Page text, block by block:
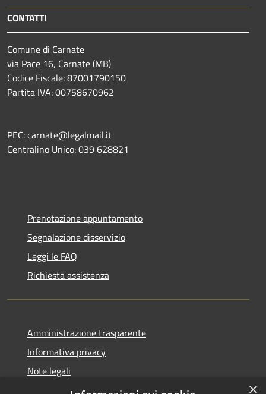
CONTATTI
Comune di Carnate
via Pace 16, Carnate (MB)
Codice Fiscale: 87001790150
Partita IVA: 00758670962
PEC: carnate@legalmail.it
Centralino Unico: 039 628821
Prenotazione appuntamento
Segnalazione disservizio
Leggi le FAQ
Richiesta assistenza
Amministrazione trasparente
Informativa privacy
Note legali
Dichiarazione di accessibilità
×